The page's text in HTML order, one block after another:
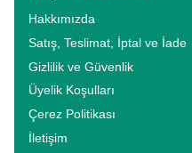
Hakkımızda
Satış, Teslimat, İptal ve İade
Gizlilik ve Güvenlik
Üyelik Koşulları
Çerez Politikası
İletişim